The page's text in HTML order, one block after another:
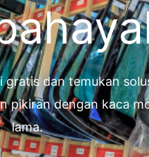
dan temukan
dengan kaca
lama.